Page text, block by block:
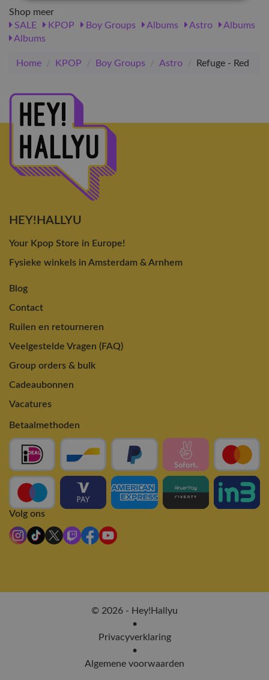
Shop meer
SALE
KPOP Boy Groups Albums Astro
Albums
Albums
Home / KPOP / Boy Groups / Astro / Refuge - Red
HEY!HALLYU
Your Kpop Store in Europe!
Fysieke winkels in Amsterdam & Arnhem
Blog
Contact
Ruilen en retourneren
Veelgestelde Vragen (FAQ)
Group orders & bulk
Cadeaubonnen
Vacatures
Betaalmethoden
Volg ons
© 2026 - Hey!Hallyu
•
Privacyverklaring
•
Algemene voorwaarden